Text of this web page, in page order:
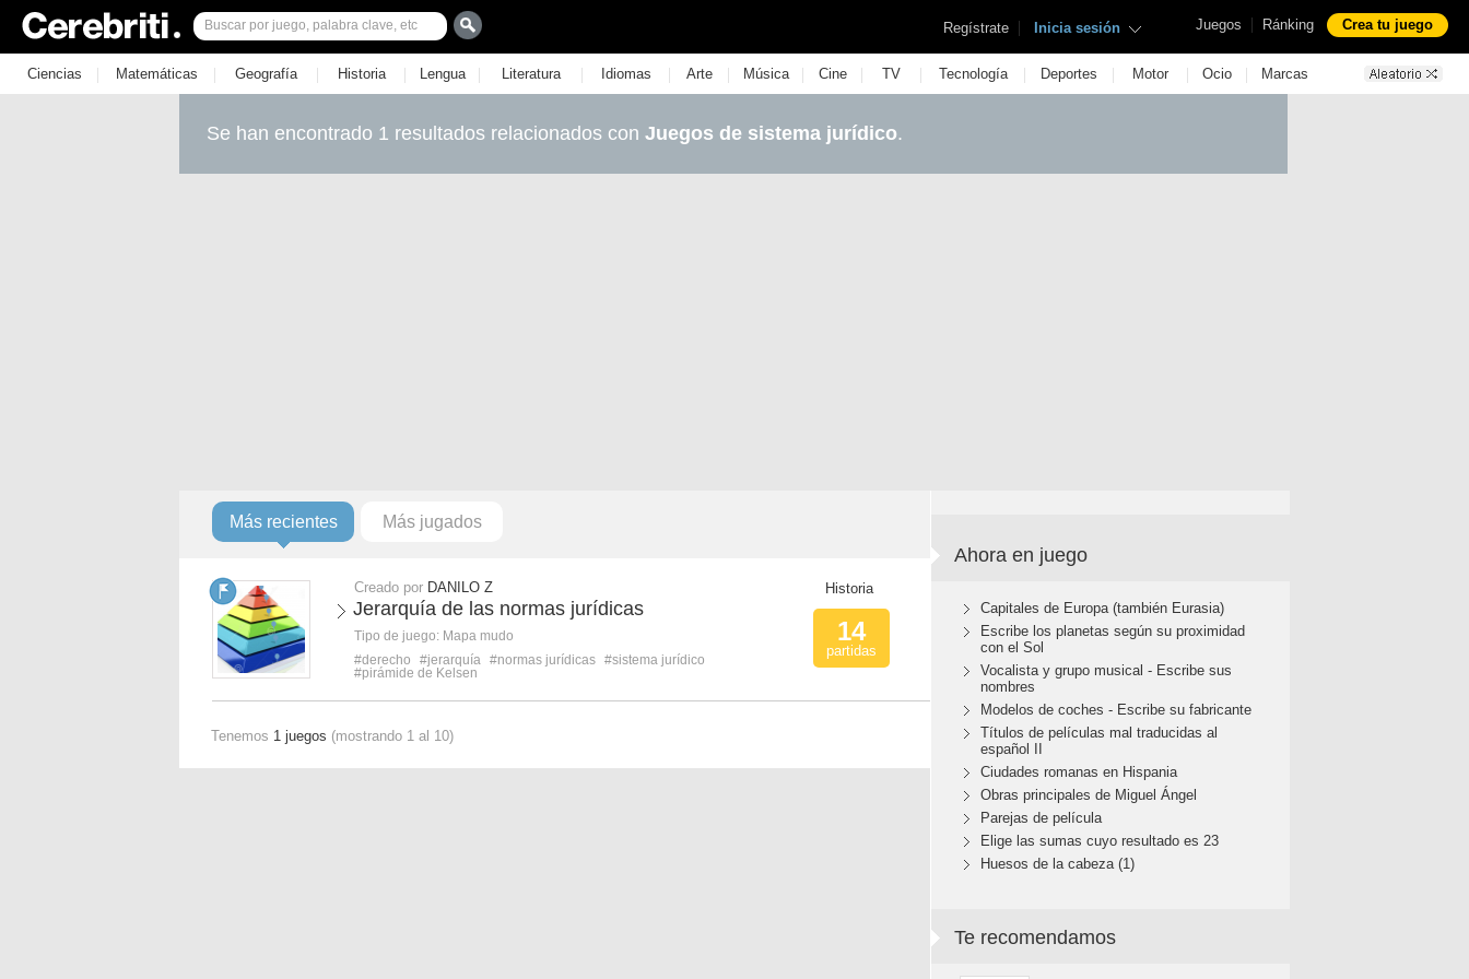
Juegos | Ránking Crea tu juego
Regístrate | Inicia sesión
Ciencias | Matemáticas | Geografía | Historia | Lengua | Literatura | Idiomas | Arte | Música | Cine | TV | Tecnología | Deportes | Motor | Ocio | Marcas
Se han encontrado 1 resultados relacionados con Juegos de sistema jurídico.
Más recientes Más jugados
Creado por DANILO Z
Jerarquía de las normas jurídicas
Tipo de juego: Mapa mudo
#derecho
#jerarquía #normas jurídicas #sistema jurídico
#pirámide de Kelsen
Historia
14
partidas
Tenemos 1 juegos (mostrando 1 al 10)
Ahora en juego
Capitales de Europa (también Eurasia)
Escribe los planetas según su proximidad
con el Sol
Vocalista y grupo musical - Escribe sus
nombres
Modelos de coches - Escribe su fabricante
Títulos de películas mal traducidas al
español II
Ciudades romanas en Hispania
Obras principales de Miguel Ángel
Parejas de película
Elige las sumas cuyo resultado es 23
Huesos de la cabeza (1)
Te recomendamos